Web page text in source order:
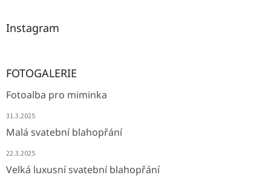
Instagram
FOTOGALERIE
Fotoalba pro miminka
31.3.2025
Malá svatební blahopřání
22.3.2025
Velká luxusní svatební blahopřání